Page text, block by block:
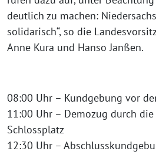
deutlich zu machen:
solidarisch“, so die
Anne Kura und Hanso Janßen.
08:00 Uhr – Kundgebung vor
11:00 Uhr – Demozug durch
Schlossplatz
12:30 Uhr –